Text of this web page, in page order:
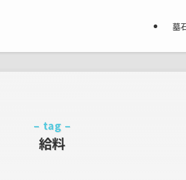
墓
給料
– tag –